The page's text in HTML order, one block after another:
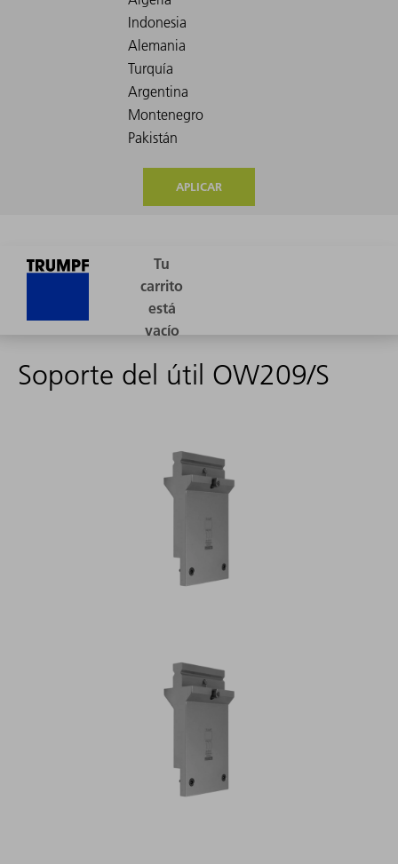
APLICAR
Soporte del útil OW209/S